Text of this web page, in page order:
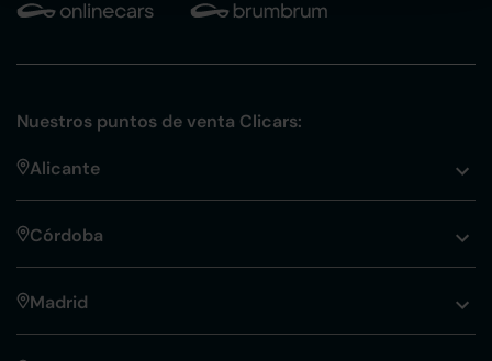
Nuestros puntos de venta Clicars:
Alicante
Córdoba
Madrid